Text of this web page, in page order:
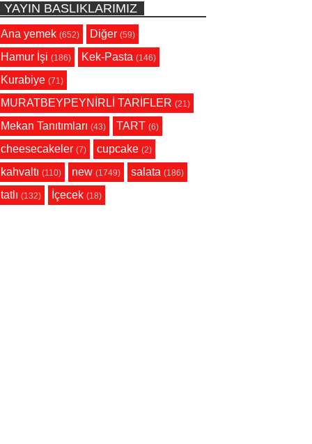
YAYIN BASLIKLARIMIZ
Ana yemek (652) Diğer (59)
Hamur İşi (186) Kek-Pasta (146)
Kurabiye (71)
MURATBEYPEYNİRLİ TARİFLER (21)
Mekan Tanıtımları (43) TART (6)
cheesecakeler (7) cupcake (2)
kahvaltı (110) new (1749) salata (186)
tatlı (132) İçecek (18)